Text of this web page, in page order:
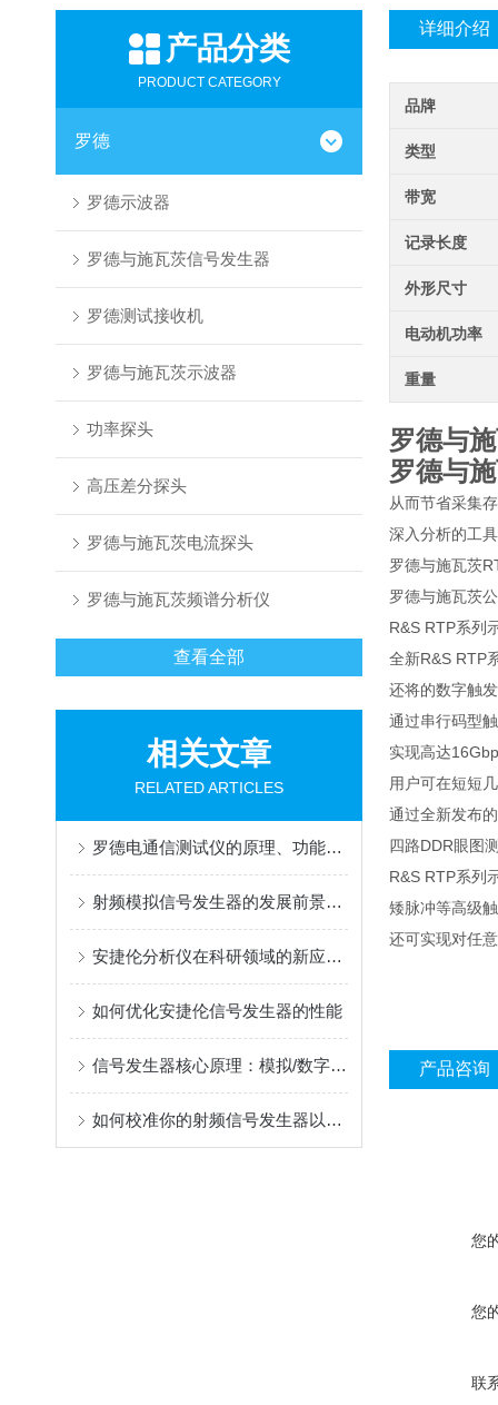
产品分类
PRODUCT CATEGORY
罗德
罗德示波器
罗德与施瓦茨信号发生器
罗德测试接收机
罗德与施瓦茨示波器
功率探头
高压差分探头
罗德与施瓦茨电流探头
罗德与施瓦茨频谱分析仪
查看全部
相关文章
RELATED ARTICLES
罗德电通信测试仪的原理、功能特点和应用领域介绍
射频模拟信号发生器的发展前景也越来越好
安捷伦分析仪在科研领域的新应用探索
如何优化安捷伦信号发生器的性能
信号发生器核心原理：模拟/数字调制与波形合成的技术对比
如何校准你的射频信号发生器以保证精度
详细介绍
品牌
类型
带宽
记录长度
外形尺寸
电动机功率
重量
罗德与
罗德与
从而节省采集
深入分析的工
罗德与施瓦茨
罗德与施瓦茨
R&S RTP系列
全新R&S RTP
还将的数字触
通过串行码型
实现高达
用户可在短短
通过全新发布
四路DDR眼图
R&S RTP系列
矮脉冲等高级
还可实现对任
产品咨询
您
您
联